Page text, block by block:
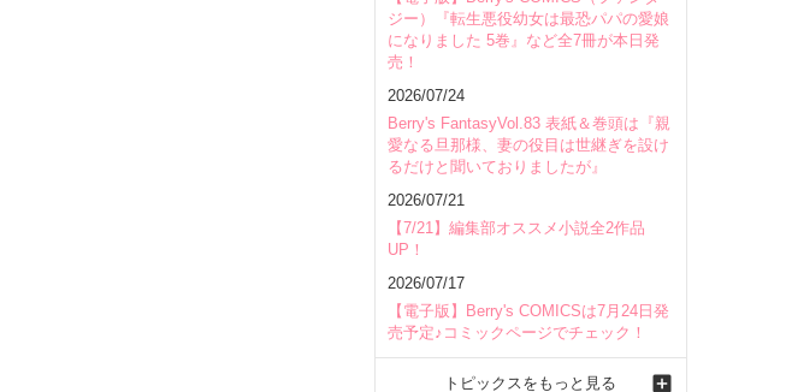
ジー）『転生悪役幼女は最恐パパの愛娘
になりました 5巻』など全7冊が本日発
売！
2026/07/24
Berry's FantasyVol.83 表紙＆巻頭は『親
愛なる旦那様、妻の役目は世継ぎを設け
るだけと聞いておりましたが』
2026/07/21
【7/21】編集部オススメ小説全2作品
UP！
2026/07/17
【電子版】Berry's COMICSは7月24日発
売予定♪コミックページでチェック！
トピックスをもっと見る